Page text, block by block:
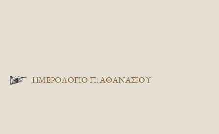
ΗΜΕΡΟΛΟΓΙΟ Π. ΑΘΑΝΑΣΙΟΥ